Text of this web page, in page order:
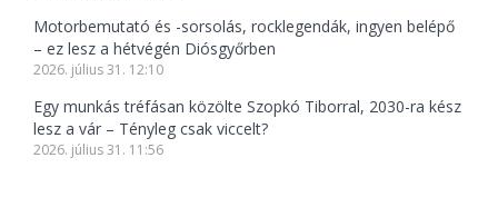
Motorbemutató és -sorsolás, rocklegendák, ingyen belépő
– ez lesz a hétvégén Diósgyőrben
2026. július 31. 12:10
Egy munkás tréfásan közölte Szopkó Tiborral, 2030-ra kész
lesz a vár – Tényleg csak viccelt?
2026. július 31. 11:56